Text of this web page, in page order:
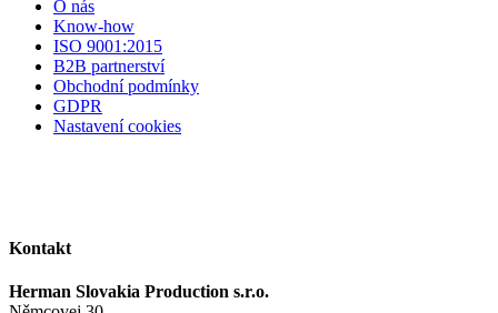
O nás
Know-how
ISO 9001:2015
B2B partnerství
Obchodní podmínky
GDPR
Nastavení cookies
Kontakt
Herman Slovakia Production s.r.o.